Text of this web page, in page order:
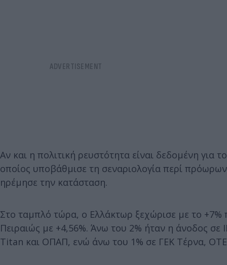
Αν και η πολιτική ρευστότητα είναι δεδομένη
οποίος υποβάθμισε τη σεναριολογία περί
ηρέμησε την κατάσταση.
Στο ταμπλό τώρα, ο Ελλάκτωρ ξεχώρισε με το
Πειραιώς με +4,56%. Άνω του 2% ήταν η άνοδος
Titan και ΟΠΑΠ, ενώ άνω του 1% σε ΓΕΚ Τέρνα,